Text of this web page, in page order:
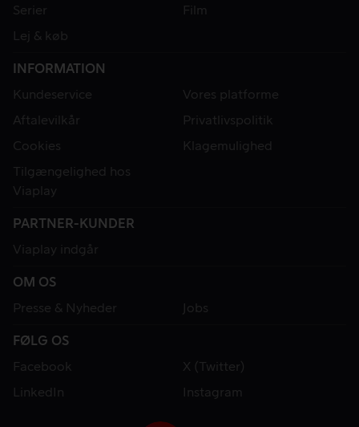
Serier
Film
Lej & køb
INFORMATION
Kundeservice
Vores platforme
Aftalevilkår
Privatlivspolitik
Cookies
Klagemulighed
Tilgængelighed hos
Viaplay
PARTNER-KUNDER
Viaplay indgår
OM OS
Presse & Nyheder
Jobs
FØLG OS
Facebook
X (Twitter)
LinkedIn
Instagram